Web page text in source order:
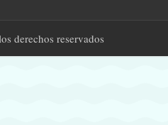
derechos reservados